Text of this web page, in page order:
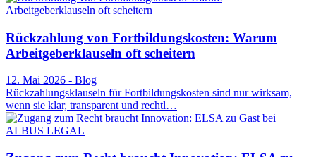
Rückzahlung von Fortbildungskosten: Warum
Arbeitgeberklauseln oft scheitern
12. Mai 2026 - Blog
Rückzahlungsklauseln für Fortbildungskosten sind nur wirksam,
wenn sie klar, transparent und rechtl…